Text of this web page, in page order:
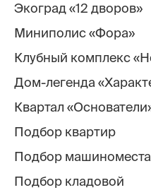
Экоград «12 дворов»
Миниполис «Фора»
Клубный комплекс
Дом-легенда
Квартал
Подбор квартир
Подбор машиноместа
Подбор кладовой